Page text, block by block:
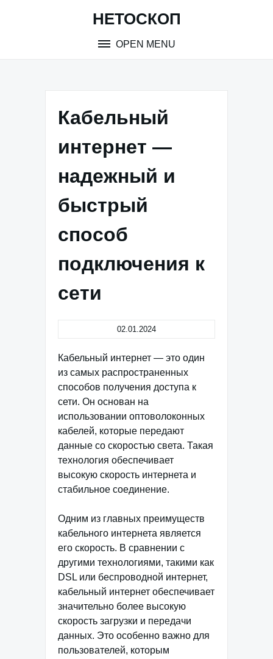
НЕТОСКОП
OPEN MENU
Кабельный
интернет —
надежный и
быстрый
способ
подключения к
сети
02.01.2024
Кабельный интернет — это один
из самых распространенных
способов получения доступа к
сети. Он основан на
использовании оптоволоконных
кабелей, которые передают
данные со скоростью света. Такая
технология обеспечивает
высокую скорость интернета и
стабильное соединение.
Одним из главных преимуществ
кабельного интернета является
его скорость. В сравнении с
другими технологиями, такими как
DSL или беспроводной интернет,
кабельный интернет обеспечивает
значительно более высокую
скорость загрузки и передачи
данных. Это особенно важно для
пользователей, которым